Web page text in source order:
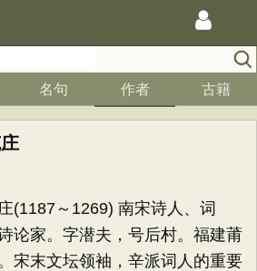
名句 作者 古籍
(1187～1269) 南宋诗人、词
论家。字潜夫，号后村。福建莆
宋末文坛领袖，辛派词人的重要